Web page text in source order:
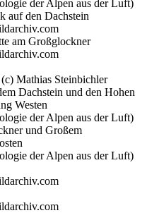
der Alpen aus der Luft)
auf den Dachstein
am Großglockner
Mathias Steinbichler
Dachstein und den Hohen
Westen
der Alpen aus der Luft)
und Großem
der Alpen aus der Luft)